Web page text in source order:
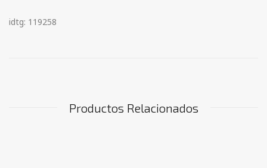
idtg: 119258
Productos Relacionados